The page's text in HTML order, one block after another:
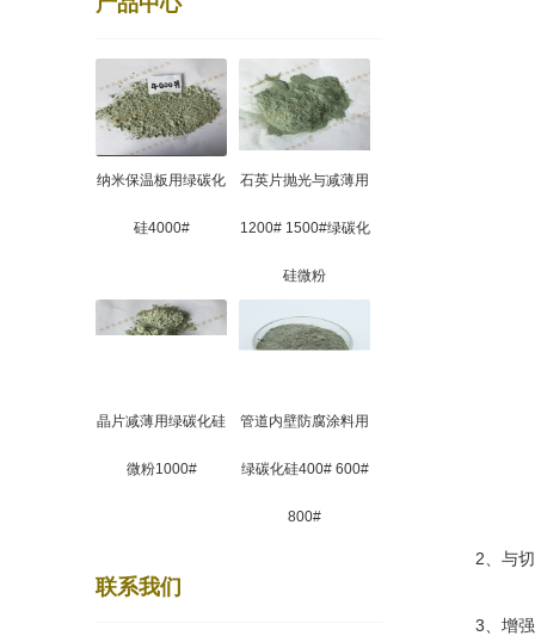
纳米保温板用绿碳化
硅4000#
石英片抛光与减薄用
1200# 1500#绿碳化
硅微粉
晶片减薄用绿碳化硅
微粉1000#
管道内壁防腐涂料用
绿碳化硅400# 600#
800#
联系我们
2、与切
3、增强